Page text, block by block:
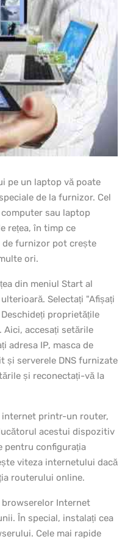
pe un laptop vă poate
de la furnizor. Cel
sau laptop
rețea, în timp ce
furnizor pot crește
ori.
din meniul Start al
Selectați "Afișați
proprietățile
accesați setările
adresa IP, masca de
și serverele DNS furnizate
și reconectați-vă la
internet printr-un router,
acestui dispozitiv
pentru configurația
viteza internetului dacă
routerului online.
browserelor Internet
În special, instalați cea
Cele mai rapide